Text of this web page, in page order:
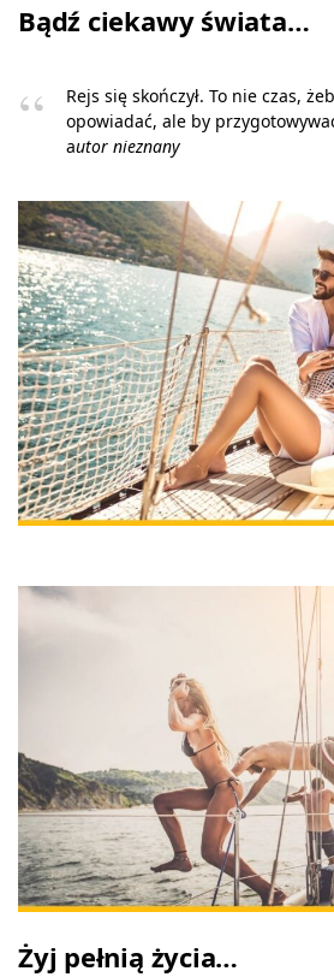
Bądź ciekawy świata…
Rejs się skończył. To nie czas,
opowiadać, ale by
autor nieznany
Żyj pełnią życia…